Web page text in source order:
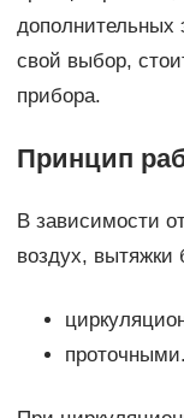
дополнительных
свой выбор,
прибора.
Принцип
В зависимости
воздух, вытяжки
проточными.